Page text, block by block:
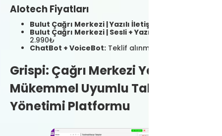
Alotech Fiyatları
Bulut Çağrı Merkezi | Yazılı İletişim:
Bulut Çağrı Merkezi | Sesli + Yazılı İletişim:
2.990₺
ChatBot + VoiceBot: Teklif alınması gerekiyor.
Grispi: Çağrı Merkezi Yazılımı ile
Mükemmel Uyumlu Talep
Yönetimi Platformu